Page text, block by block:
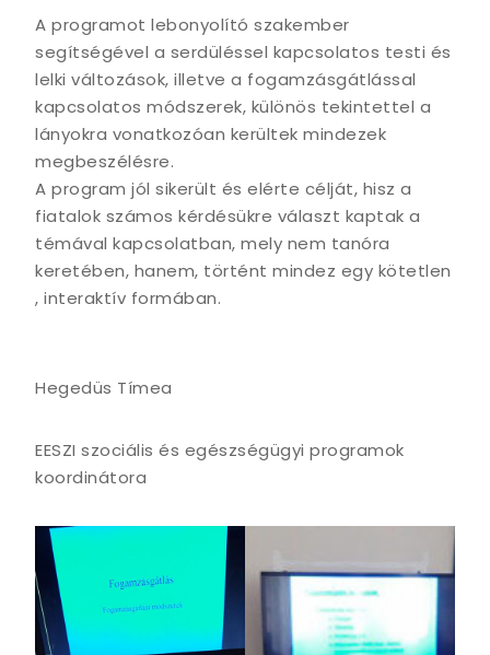
A programot lebonyolító szakember
segítségével a serdüléssel kapcsolatos testi és
lelki változások, illetve a fogamzásgátlással
kapcsolatos módszerek, különös tekintettel a
lányokra vonatkozóan kerültek mindezek
megbeszélésre.
A program jól sikerült és elérte célját, hisz a
fiatalok számos kérdésükre választ kaptak a
témával kapcsolatban, mely nem tanóra
keretében, hanem, történt mindez egy kötetlen
, interaktív formában.
Hegedüs Tímea
EESZI szociális és egészségügyi programok
koordinátora